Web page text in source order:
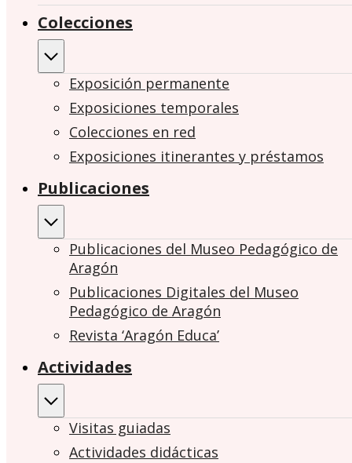
Colecciones
Exposición permanente
Exposiciones temporales
Colecciones en red
Exposiciones itinerantes y préstamos
Publicaciones
Publicaciones del Museo Pedagógico de
Aragón
Publicaciones Digitales del Museo
Pedagógico de Aragón
Revista ‘Aragón Educa’
Actividades
Visitas guiadas
Actividades didácticas